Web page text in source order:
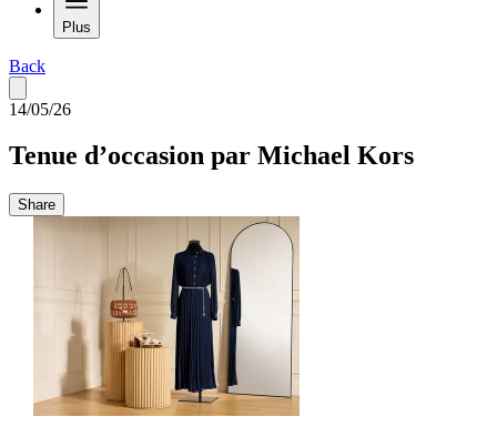
Plus
Back
14/05/26
Tenue d’occasion par Michael Kors
Share